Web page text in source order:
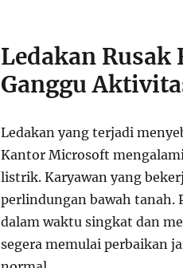
Ledakan
Ganggu
Ledakan yang terjadi
Kantor Microsoft
listrik. Karyawan yang
perlindungan bawah tanah.
dalam waktu singkat dan
segera memulai perbaikan